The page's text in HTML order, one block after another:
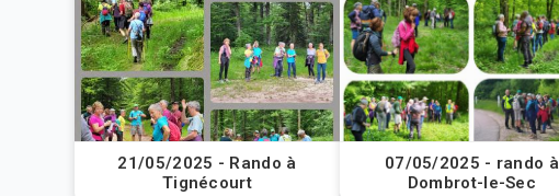
21/05/2025 - Rando à
Tignécourt
07/05/2025 - rando à
Dombrot-le-Sec